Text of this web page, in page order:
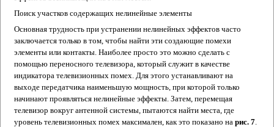
Поиск участков содержащих нелинейные элементы
Основная трудность при устранении нелинейных эффектов часто
заключается только в том, чтобы найти эти создающие помехи
элементы или контакты. Наиболее просто это можно сделать с
помощью переносного телевизора, который служит в качестве
индикатора телевизионных помех. Для этого устанавливают на
выходе передатчика наименьшую мощность, при которой только
начинают проявляться нелинейные эффекты. Затем, перемещая
телевизор вокруг антенной системы, пытаются найти места, где
уровень телевизионных помех максимален, как это показано нарис. 7